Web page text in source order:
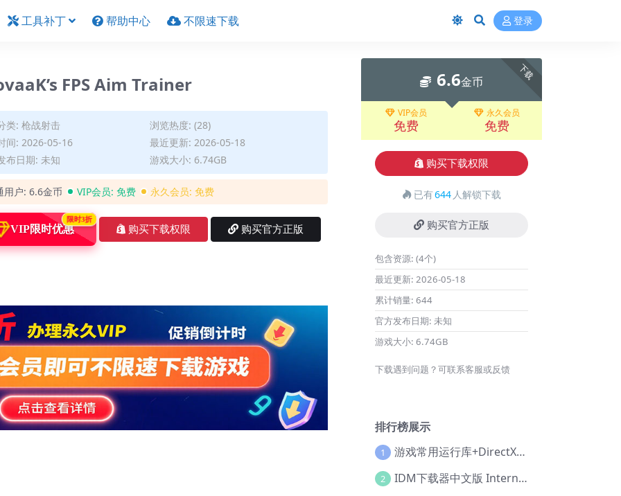
工具补丁 帮助中心 不限速下载 登录
FPS Aim Trainer
类: 枪战射击
浏览热度: (28)
间: 2026-05-16
最近更新: 2026-05-18
布日期: 未知
游戏大小: 6.74GB
用户: 6.6金币 VIP会员: 免费 永久会员: 免费
VIP限时优惠
限时3折
购买下载权限 购买官方正版
下载
6.6金币
VIP会员
免费
永久会员
免费
购买下载权限
已有644 人解锁下载
购买官方正版
包含资源: (4个)
最近更新: 2026-05-18
累计销量: 644
官方发布日期: 未知
游戏大小: 6.74GB
下载遇到问题？可联系客服或反馈
排行榜展示
1 游戏常用运行库+DirectX修复增强版
2 IDM下载器中文版 Internet Download Manager v6.42.36 IDM